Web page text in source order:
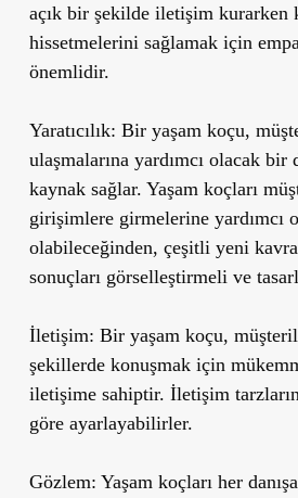
açık bir şekilde iletişim kurarken
hissetmelerini sağlamak için
önemlidir.
Yaratıcılık: Bir yaşam koçu,
ulaşmalarına yardımcı olacak
kaynak sağlar. Yaşam koçları
girişimlere girmelerine yardımcı
olabileceğinden, çeşitli yeni
sonuçları görselleştirmeli ve
İletişim: Bir yaşam koçu,
şekillerde konuşmak için
iletişime sahiptir. İletişim
göre ayarlayabilirler.
Gözlem: Yaşam koçları her